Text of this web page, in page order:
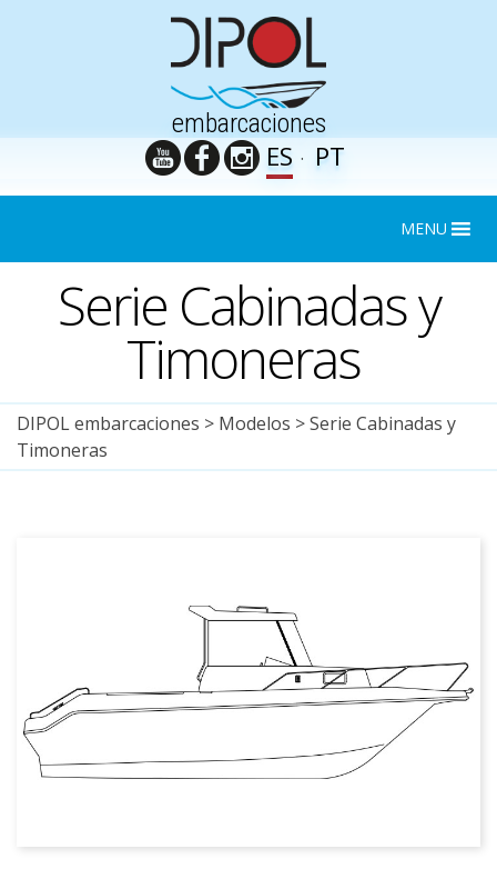
embarcaciones
ES PT
MENU
Serie Cabinadas y
Timoneras
DIPOL embarcaciones > Modelos >Serie Cabinadas y
Timoneras